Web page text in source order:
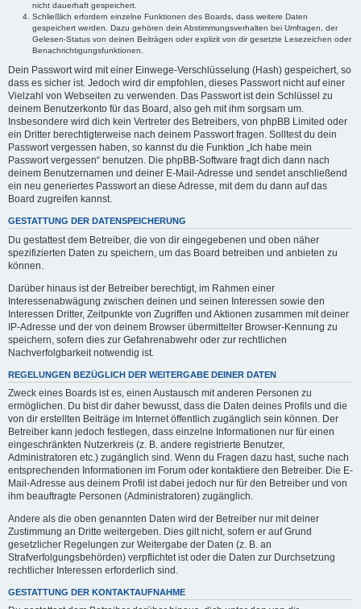
nicht dauerhaft gespeichert.
Schließlich erfordern einzelne Funktionen des Boards, dass weitere Daten
gespeichert werden. Dazu gehören dein Abstimmungsverhalten bei Umfragen, der
Gelesen-Status von deinen Beiträgen oder explizit von dir gesetzte Lesezeichen oder
Benachrichtigungsfunktionen.
Dein Passwort wird mit einer Einwege-Verschlüsselung (Hash) gespeichert, so
dass es sicher ist. Jedoch wird dir empfohlen, dieses Passwort nicht auf einer
Vielzahl von Webseiten zu verwenden. Das Passwort ist dein Schlüssel zu
deinem Benutzerkonto für das Board, also geh mit ihm sorgsam um.
Insbesondere wird dich kein Vertreter des Betreibers, von phpBB Limited oder
ein Dritter berechtigterweise nach deinem Passwort fragen. Solltest du dein
Passwort vergessen haben, so kannst du die Funktion „Ich habe mein
Passwort vergessen“ benutzen. Die phpBB-Software fragt dich dann nach
deinem Benutzernamen und deiner E-Mail-Adresse und sendet anschließend
ein neu generiertes Passwort an diese Adresse, mit dem du dann auf das
Board zugreifen kannst.
GESTATTUNG DER DATENSPEICHERUNG
Du gestattest dem Betreiber, die von dir eingegebenen und oben näher
spezifizierten Daten zu speichern, um das Board betreiben und anbieten zu
können.
Darüber hinaus ist der Betreiber berechtigt, im Rahmen einer
Interessenabwägung zwischen deinen und seinen Interessen sowie den
Interessen Dritter, Zeitpunkte von Zugriffen und Aktionen zusammen mit deiner
IP-Adresse und der von deinem Browser übermittelter Browser-Kennung zu
speichern, sofern dies zur Gefahrenabwehr oder zur rechtlichen
Nachverfolgbarkeit notwendig ist.
REGELUNGEN BEZÜGLICH DER WEITERGABE DEINER DATEN
Zweck eines Boards ist es, einen Austausch mit anderen Personen zu
ermöglichen. Du bist dir daher bewusst, dass die Daten deines Profils und die
von dir erstellten Beiträge im Internet öffentlich zugänglich sein können. Der
Betreiber kann jedoch festlegen, dass einzelne Informationen nur für einen
eingeschränkten Nutzerkreis (z. B. andere registrierte Benutzer,
Administratoren etc.) zugänglich sind. Wenn du Fragen dazu hast, suche nach
entsprechenden Informationen im Forum oder kontaktiere den Betreiber. Die E-
Mail-Adresse aus deinem Profil ist dabei jedoch nur für den Betreiber und von
ihm beauftragte Personen (Administratoren) zugänglich.
Andere als die oben genannten Daten wird der Betreiber nur mit deiner
Zustimmung an Dritte weitergeben. Dies gilt nicht, sofern er auf Grund
gesetzlicher Regelungen zur Weitergabe der Daten (z. B. an
Strafverfolgungsbehörden) verpflichtet ist oder die Daten zur Durchsetzung
rechtlicher Interessen erforderlich sind.
GESTATTUNG DER KONTAKTAUFNAHME